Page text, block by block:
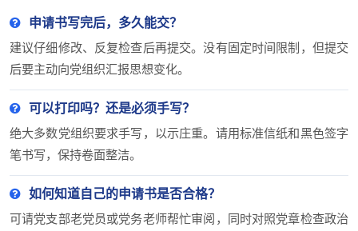
申请书写完后，多久能交？
建议仔细修改、反复检查后再提交。没有固定时间限制，但提交
后要主动向党组织汇报思想变化。
可以打印吗？还是必须手写？
绝大多数党组织要求手写，以示庄重。请用标准信纸和黑色签字
笔书写，保持卷面整洁。
如何知道自己的申请书是否合格？
可请党支部老党员或党务老师帮忙审阅，同时对照党章检查政治